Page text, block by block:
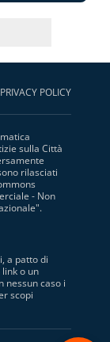
PRIVACY POLICY
sulla Città
rilasciati
- Non
".
a patto di
o un
nessun caso i
scopi